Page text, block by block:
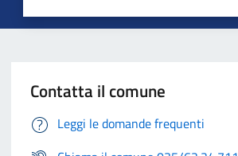
Contatta il comune
Leggi le domande frequenti